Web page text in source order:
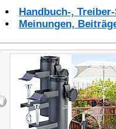
Handbuch-,
Meinungen,